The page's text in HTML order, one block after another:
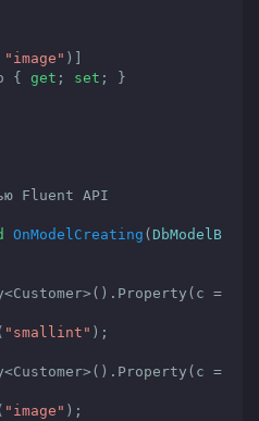
"image" )]
{ get ; set ; }
Fluent API
OnModelCreating ( DbModelB
"smallint" );
"image" );